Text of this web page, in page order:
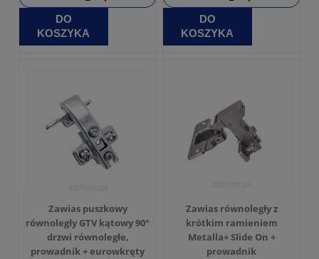
DO
KOSZYKA
DO
KOSZYKA
Zawias puszkowy
równoległy GTV kątowy 90°
drzwi równoległe,
prowadnik + eurowkręty
Zawias równoległy z
krótkim ramieniem
Metalla+ Slide On +
prowadnik